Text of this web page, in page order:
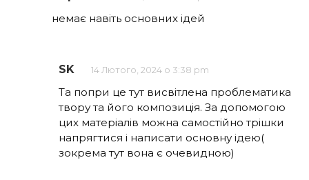
немає навіть основних ідей
SK 14 Лютого, 2024 о 3:38 pm
Та попри це тут висвітлена проблематика
твору та його композиція. За допомогою
цих матеріалів можна самостійно трішки
напрягтися і написати основну ідею(
зокрема тут вона є очевидною)